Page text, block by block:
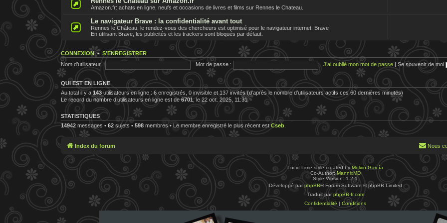
Amazon.fr: achats en ligne, neufs et occasions de livres et films sur Rennes le Chateau.
Le navigateur Brave : la confidentialité avant tout
Rennes le Château, le rendez-vous des chercheurs est optimisé pour le navigateur internet: Brave
En utilisant Brave, les publicités et les trackers sont bloqués par défaut.
CONNEXION• S’ENREGISTRER
Nom d’utilisateur :
Mot de passe : J’ai oublié mon mot de passe Se souvenir de moi
QUI EST EN LIGNE
Au total il y a 143utilisateurs en ligne : 6 enregistrés, 0 invisible et 137 invités (d’après le nombre d’utilisateurs actifs ces 60 dernières minutes)
Le record du nombre d’utilisateurs en ligne est de6701, le 22 oct. 2025, 11:31
STATISTIQUES
14942 messages • 62 sujets • 598 membres • Le membre enregistré le plus récent estCseb
Index du forum Nous
Lucid Lime style created by Melvin García
Co-Author:MannixMD
Style Version: 1.2.1
Développé parphpBB® Forum Software © phpBB Limited
Traduit par phpBB-fr.com
Confidentialité | Conditions